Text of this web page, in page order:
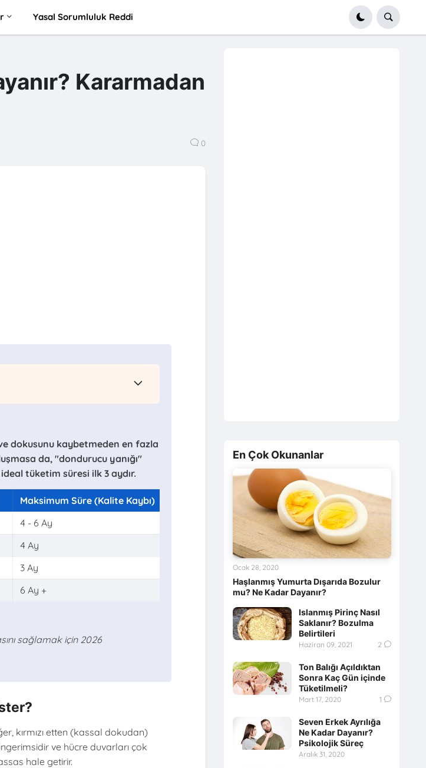
Yasal Sorumluluk Reddi
Kararmadan
0
dokusunu kaybetmeden en fazla
da, "dondurucu yanığı"
tüketim süresi ilk 3 aydır.
Maksimum Süre (Kalite Kaybı)
4 - 6 Ay
4 Ay
3 Ay
6 Ay +
sağlamak için 2026
kırmızı etten (kassal dokudan)
ve hücre duvarları çok
hale getirir.
En Çok Okunanlar
Haşlanmış Yumurta Dışarıda Bozulur
mu? Ne Kadar Dayanır?
Ocak 28, 2020
Islanmış Pirinç Nasıl
Saklanır? Bozulma
Belirtileri
Haziran 09, 2021 2
Ton Balığı Açıldıktan
Sonra Kaç Gün içinde
Tüketilmeli?
Mart 17, 2020 1
Seven Erkek Ayrılığa
Ne Kadar Dayanır?
Psikolojik Süreç
Aralık 31, 2020